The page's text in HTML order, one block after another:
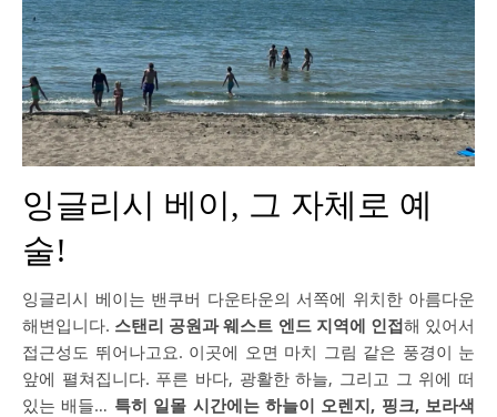
잉글리시 베이, 그 자체로 예
술!
잉글리시 베이는 밴쿠버 다운타운의 서쪽에 위치한 아름다운
해변입니다. 스탠리 공원과 웨스트 엔드 지역에 인접해 있어서
접근성도 뛰어나고요. 이곳에 오면 마치 그림 같은 풍경이 눈
앞에 펼쳐집니다. 푸른 바다, 광활한 하늘, 그리고 그 위에 떠
있는 배들… 특히 일몰 시간에는 하늘이 오렌지, 핑크, 보라색